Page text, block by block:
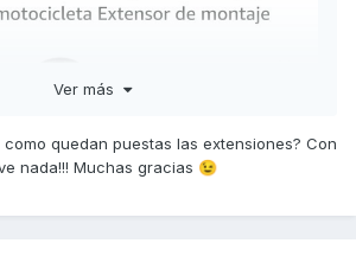
Ver más
quedan puestas las extensiones? Con
nada!!! Muchas gracias 😉